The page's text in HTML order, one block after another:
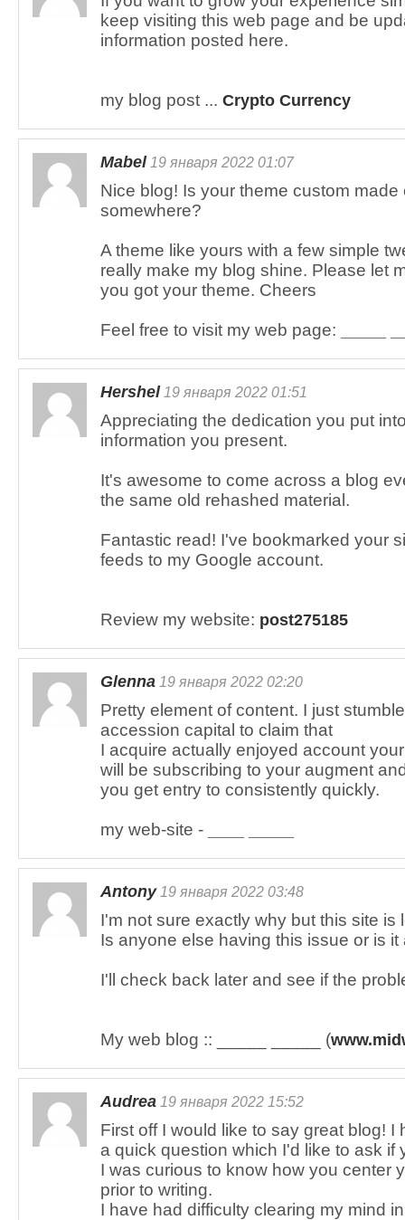
keep visiting this web page and be
information posted here.
my blog post ... Crypto Currency
Mabel19 января 2022 01:07
Nice blog! Is your theme custom
somewhere?
A theme like yours with a few simple
really make my blog shine. Please let
you got your theme. Cheers
Feel free to visit my web page:
Hershel19 января 2022 01:51
Appreciating the dedication you put
information you present.
It's awesome to come across a blog
the same old rehashed material.
Fantastic read! I've bookmarked your
feeds to my Google account.
Review my website: post275185
Glenna 19 января 2022 02:20
Pretty element of content. I just
accession capital to claim that
I acquire actually enjoyed account
will be subscribing to your augment
you get entry to consistently quickly.
my web-site -
Antony19 января 2022 03:48
I'm not sure exactly why but this site is
Is anyone else having this issue or is
I'll check back later and see if the
My web blog :: _____ _____ (
Audrea 19 января 2022 15:52
First off I would like to say great blog! I
a quick question which I'd like to ask if
I was curious to know how you center
prior to writing.
I have had difficulty clearing my mind